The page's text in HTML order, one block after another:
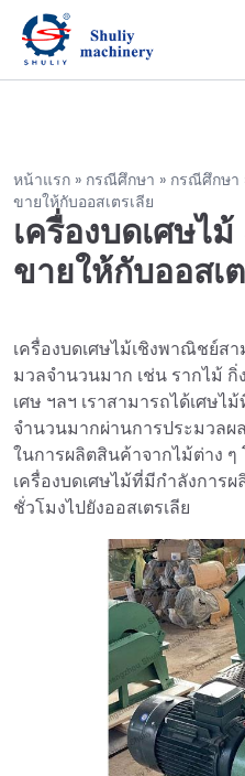
หน้าแรก » กรณีศึกษา » กรณีศึกษา
ขายให้กับออสเตรเลีย
เครื่องบดเศษไ
ขายให้กับออสเ
เครื่องบดเศษไม้เชิงพาณิชย์ส
มวลจำนวนมาก เช่น รากไม้ กิ่
เศษ ฯลฯ เราสามารถได้เศษ
จำนวนมากผ่านการประมวลผ
ในการผลิตสินค้าจากไม้ต่าง ๆ
เครื่องบดเศษไม้ที่มีกำลังการ
ชั่วโมงไปยังออสเตรเลีย